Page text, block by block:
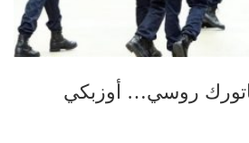
روسي… أوزبكي